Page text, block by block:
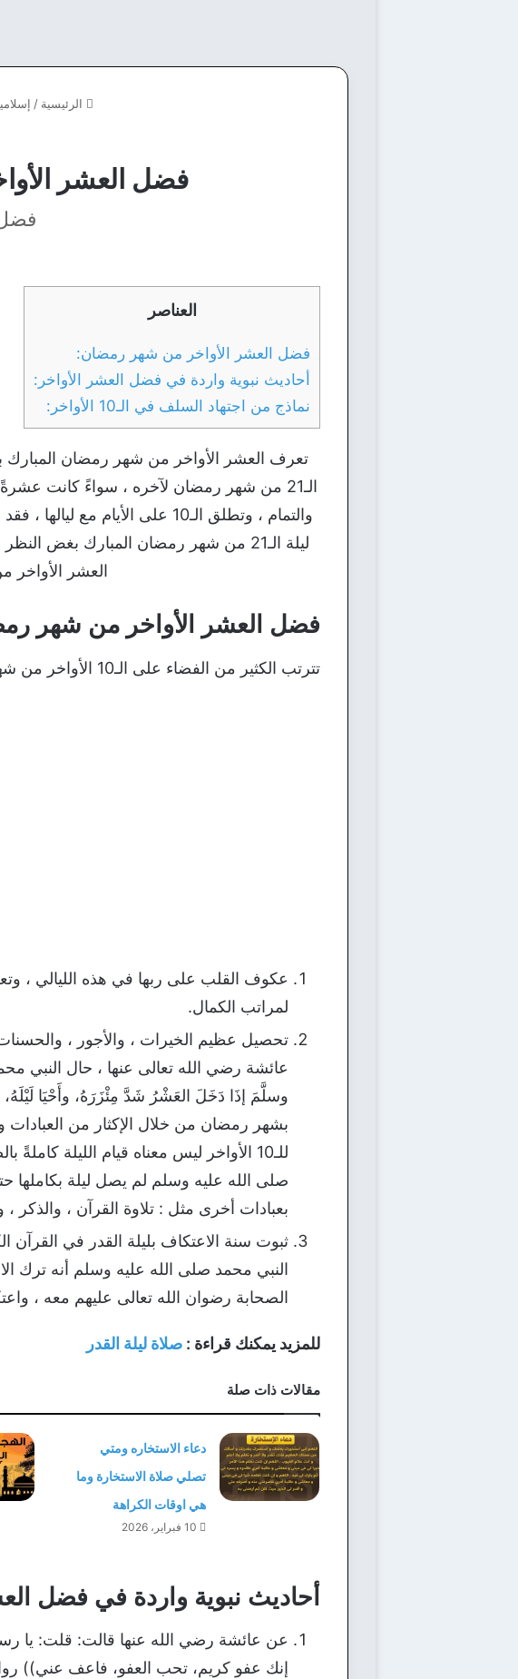
الرئيسية /
فضل العشر
العناصر
فضل العشر الأواخر من شهر رمضان:
أحاديث نبوية واردة في فضل العشر الأواخر:
نماذج من اجتهاد السلف في الـ10 الأواخر:
تعرف العشر الأواخر من شهر رمضان المبارك
والتمام ، وتطلق الـ10 على
العشر الأواخر
فضل العشر الأواخر من شهر
تترتب الكثير من الفضاء على الـ10 الأواخر من شهر رمضان المبارك ، نذكر منها الآتي :
عكوف القلب على ربها في هذه الليالي ،
لمراتب الكمال.
تحصيل عظيم الخيرات ، والأجور ،
عائشة رضي الله تعالى عنها ، حال النبي
وسلَّمَ إذَا دَخَلَ العَشْرُ شَدَّ مِئْزَرَهُ، وأَحْيَا
بشهر رمضان من خلال الإكثار من العبادات
للـ10 الأواخر ليس معناه قيام الليلة
صلى الله عليه وسلم لم يصل ليلة
بعبادات أخرى مثل : تلاوة القرآن ، والذكر
ثبوت سنة الاعتكاف بليلة القدر في القرآن
الصحابة رضوان الله تعالى عليهم معه ،
للمزيد يمكنك قراءة : صلاة ليلة القدر
مقالات ذات صلة
دعاء الاستخاره ومتي
تصلي صلاة الاستخارة وما
هي اوقات الكراهة
10 فبراير، 2026
أحاديث نبوية واردة في فضل
عن عائشة رضي الله عنها قالت: قلت: يا
إنك عفو كريم، تحب العفو، فاعف عني))